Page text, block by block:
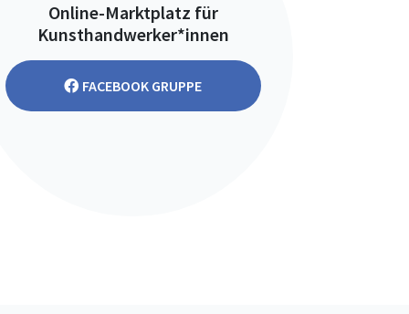
Online-Marktplatz für
Kunsthandwerker*innen
FACEBOOK GRUPPE